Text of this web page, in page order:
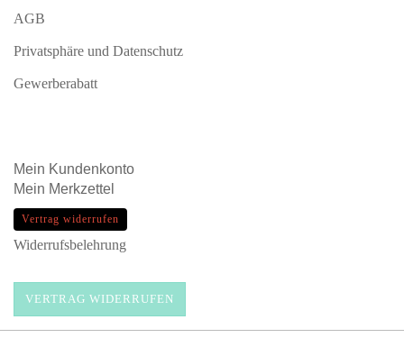
AGB
Privatsphäre und Datenschutz
Gewerberabatt
Mein Kundenkonto
Mein Merkzettel
Vertrag widerrufen
Widerrufsbelehrung
VERTRAG WIDERRUFEN